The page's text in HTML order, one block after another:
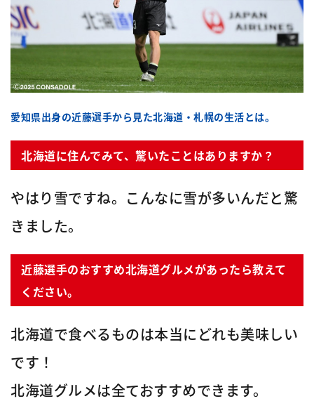
愛知県出身の近藤選手から見た北海道・札幌の生活とは。
北海道に住んでみて、驚いたことはありますか？
やはり雪ですね。こんなに雪が多いんだと驚
きました。
近藤選手のおすすめ北海道グルメがあったら教えて
ください。
北海道で食べるものは本当にどれも美味しい
です！
北海道グルメは全ておすすめできます。